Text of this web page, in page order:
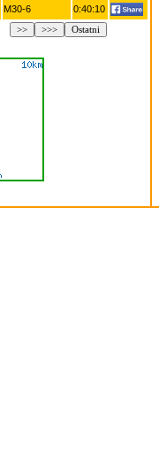
M30-6 0:40:10
Ostatni
>>>
>>